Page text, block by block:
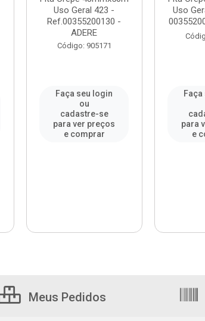
Uso Geral 423 -
Ref.00355200130 -
ADERE
Código: 905171
Faça seu login
ou
cadastre-se
para ver preços
e comprar
Uso
para
e
Meus Pedidos